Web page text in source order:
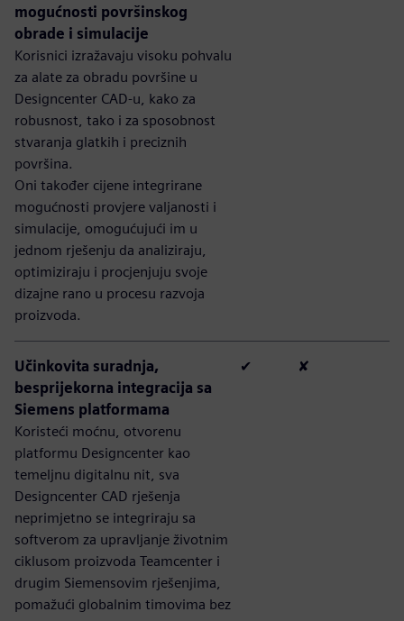
mogućnosti površinskog
obrade i simulacije
Korisnici izražavaju visoku pohvalu
za alate za obradu površine u
Designcenter CAD-u, kako za
robusnost, tako i za sposobnost
stvaranja glatkih i preciznih
površina.
Oni također cijene integrirane
mogućnosti provjere valjanosti i
simulacije, omogućujući im u
jednom rješenju da analiziraju,
optimiziraju i procjenjuju svoje
dizajne rano u procesu razvoja
proizvoda.
Učinkovita suradnja,
besprijekorna integracija sa
Siemens platformama
Koristeći moćnu, otvorenu
platformu Designcenter kao
temeljnu digitalnu nit, sva
Designcenter CAD rješenja
neprimjetno se integriraju sa
softverom za upravljanje životnim
ciklusom proizvoda Teamcenter i
drugim Siemensovim rješenjima,
pomažući globalnim timovima bez
✔ ✘